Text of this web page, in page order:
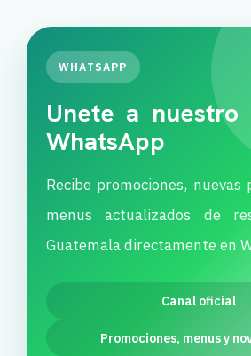
WHATSAPP
Unete a nuestro
WhatsApp
Recibe promociones, nuevas
menus actualizados de
Guatemala directamente en
Canal oficial
Promociones, menus y